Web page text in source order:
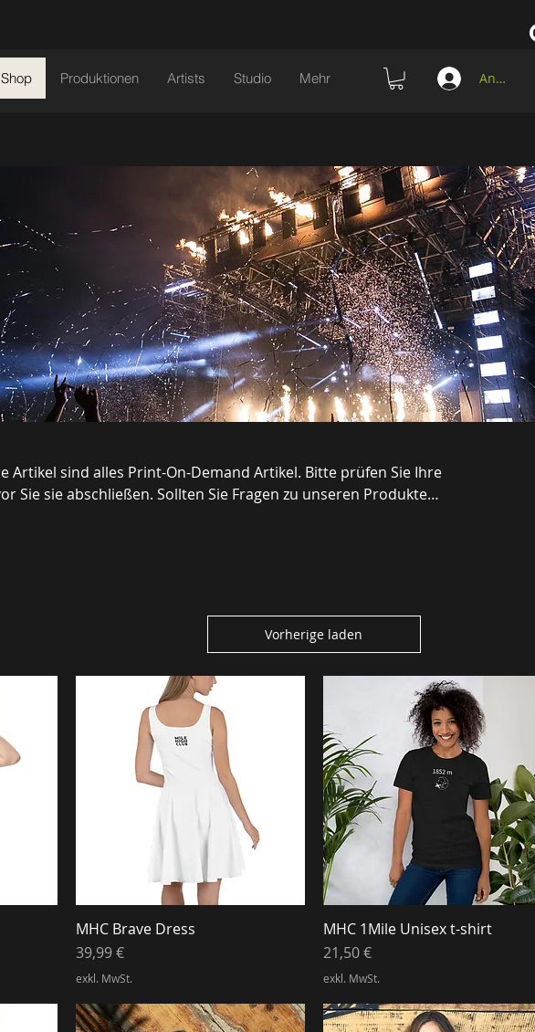
Shop Produktionen Artists Studio Mehr Anmelden
Sie sie abschließen. Sollten Sie Fragen zu unseren Produkten
Vorherige laden
MHC Brave Dress
Preis
39,99 €
exkl. MwSt.
MHC 1Mile Unisex t-shirt
Preis
21,50 €
exkl. MwSt.